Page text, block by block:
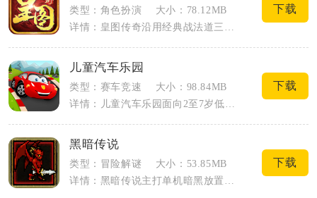
类型：角色扮演
大小：78.12MB
详情：皇图传奇沿用经典战法道三职业架构，以复古传奇大世界为基底搭建移动端即时战斗内...
下载
儿童汽车乐园
类型：赛车竞速
大小：98.84MB
详情：儿童汽车乐园面向2至7岁低龄孩子打造汽车主题互动内容，没有复杂竞技对抗，把车...
下载
黑暗传说
类型：冒险解谜
大小：53.85MB
详情：黑暗传说主打单机暗黑放置刷图RPG，整体采用低饱和度暗系画面构建地宫冒险世界...
下载